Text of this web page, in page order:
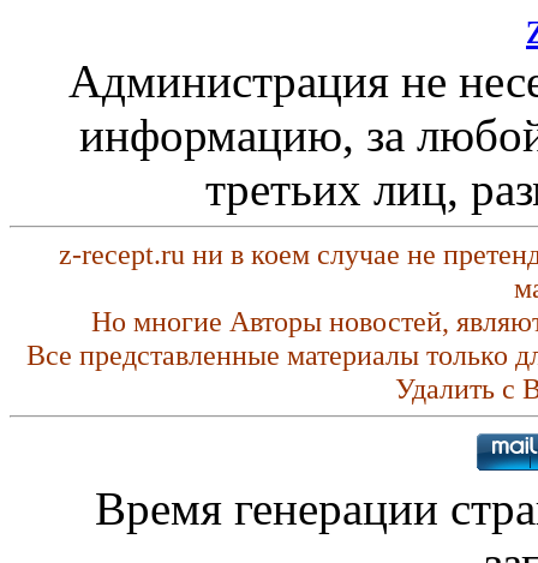
Администрация не
информацию, за любой
третьих лиц,
z-recept.ru ни в коем случае не
Но многие Авторы новостей,
Все представленные материалы только
Удалить с
Время генерации